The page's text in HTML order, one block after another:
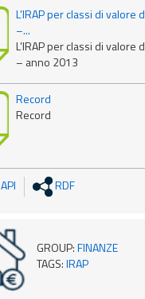
L’IRAP per classi di valore
–...
L’IRAP per classi di valore
– anno 2013
Record
Record
API RDF
GROUP:FINANZE
TAGS:IRAP